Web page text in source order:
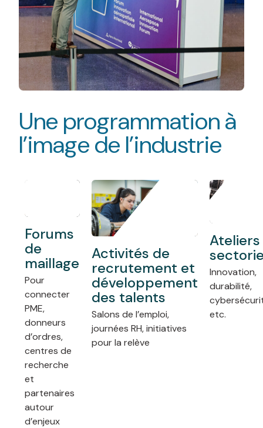
Une programmation à
l’image de l’industrie
Forums
de
maillage
Pour
connecter
PME,
donneurs
d’ordres,
centres de
recherche
et
partenaires
autour
d’enjeux
Activités de
recrutement et
développement
des talents
Salons de l’emploi,
journées RH, initiatives
pour la relève
Ateliers
Innovation,
durabilité,
etc.